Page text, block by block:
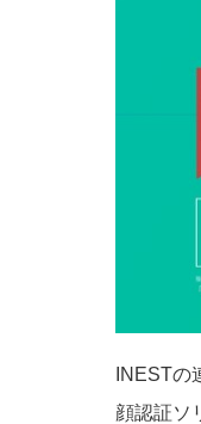
INESTの
顔認証ソ